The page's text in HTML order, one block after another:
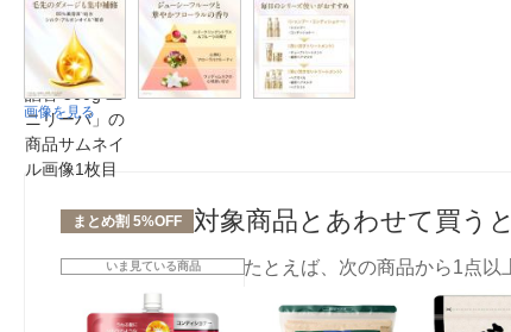
画像を見る
まとめ割 5%OFF 対象商品とあわせて買う
いま見ている商品 たとえば、次の商品から1点以